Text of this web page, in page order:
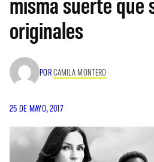
originales
PORCAMILA MONTERO
25 DE MAYO, 2017